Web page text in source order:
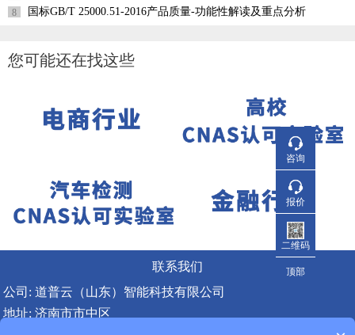
咨询
报价
二维码
顶部
8 国标GB/T 25000.51-2016产品质量-功能性解读及重点分析
您可能还在找这些
联系我们
公司: 道普云（山东）智能科技有限公司
地址: 济南市市中区